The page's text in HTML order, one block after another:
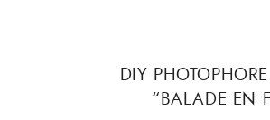
DIY
“BALADE EN